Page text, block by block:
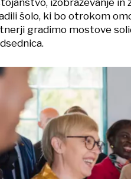
šolo, ki bo otrokom
gradimo mostove